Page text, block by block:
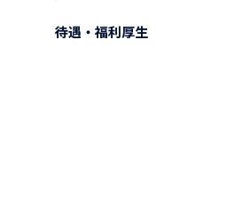
待遇・福利厚生